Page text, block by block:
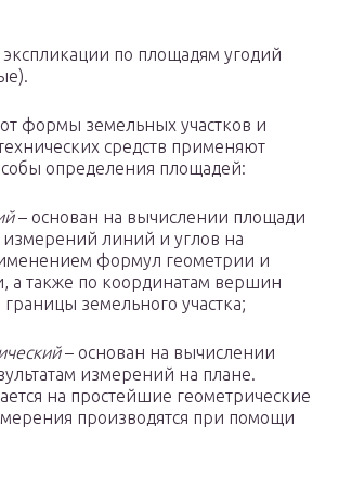
экспликации по площадям угодий
формы земельных участков и
средств применяют
определения площадей:
– основан на вычислении площади
измерений линий и углов на
формул геометрии и
а также по координатам вершин
границы земельного участка;
– основан на вычислении
измерений на плане.
на простейшие геометрические
производятся при помощи